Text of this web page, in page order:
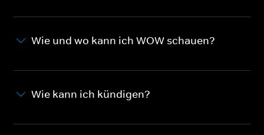
Wie und wo kann ich WOW schauen?
Wie kann ich kündigen?